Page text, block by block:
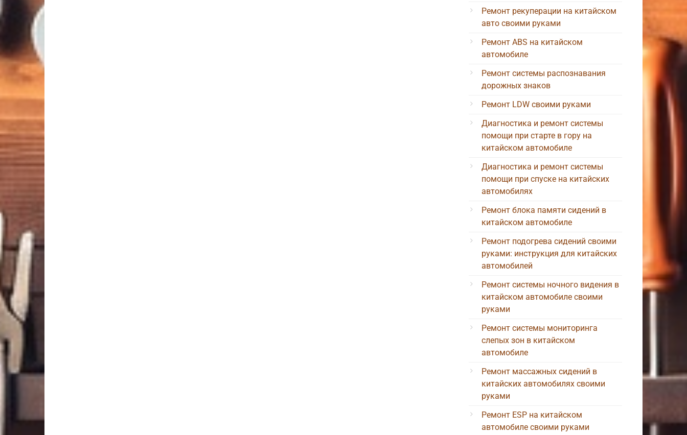
Ремонт рекуперации на китайском
авто своими руками
Ремонт ABS на китайском
автомобиле
Ремонт системы распознавания
дорожных знаков
Ремонт LDW своими руками
Диагностика и ремонт системы
помощи при старте в гору на
китайском автомобиле
Диагностика и ремонт системы
помощи при спуске на китайских
автомобилях
Ремонт блока памяти сидений в
китайском автомобиле
Ремонт подогрева сидений своими
руками: инструкция для китайских
автомобилей
Ремонт системы ночного видения в
китайском автомобиле своими
руками
Ремонт системы мониторинга
слепых зон в китайском
автомобиле
Ремонт массажных сидений в
китайских автомобилях своими
руками
Ремонт ESP на китайском
автомобиле своими руками